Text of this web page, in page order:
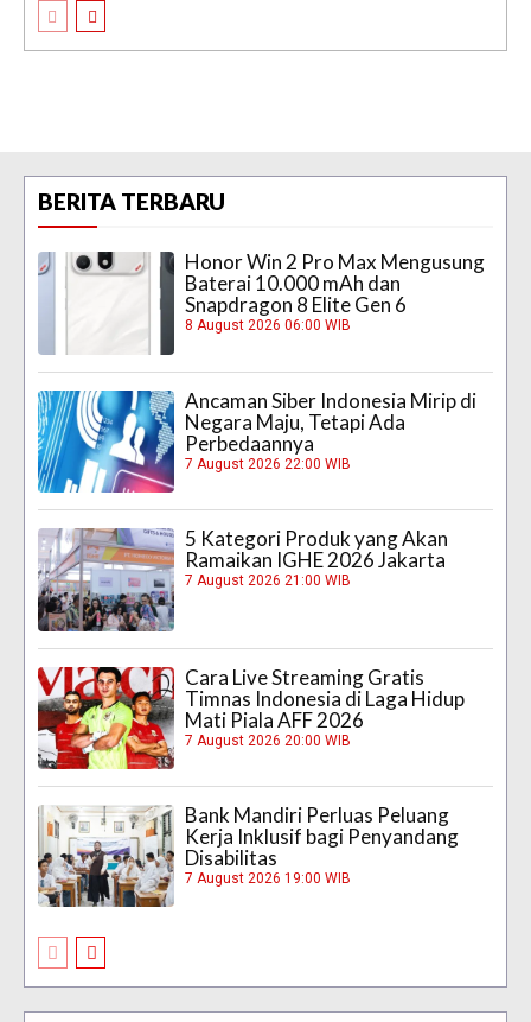
BERITA TERBARU
Honor Win 2 Pro Max Mengusung
Baterai 10.000 mAh dan
Snapdragon 8 Elite Gen 6
8 August 2026 06:00 WIB
Ancaman Siber Indonesia Mirip di
Negara Maju, Tetapi Ada
Perbedaannya
7 August 2026 22:00 WIB
5 Kategori Produk yang Akan
Ramaikan IGHE 2026 Jakarta
7 August 2026 21:00 WIB
Cara Live Streaming Gratis
Timnas Indonesia di Laga Hidup
Mati Piala AFF 2026
7 August 2026 20:00 WIB
Bank Mandiri Perluas Peluang
Kerja Inklusif bagi Penyandang
Disabilitas
7 August 2026 19:00 WIB